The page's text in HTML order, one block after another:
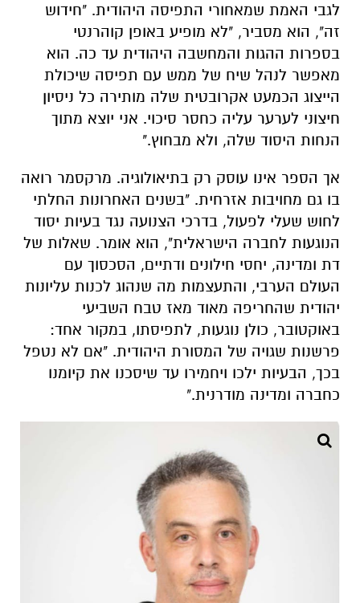
לגבי האמת שמאחורי התפיסה היהודית. "חידוש
זה", הוא מסביר, "לא מופיע באופן קוהרנטי
בספרות ההגות והמחשבה היהודית עד כה. הוא
מאפשר לנהל שיח של ממש עם תפיסה שיכולת
הייצוג הכמעט אקרובטית שלה מותירה כל ניסיון
חיצוני לערער עליה כחסר סיכוי. אני יוצא מתוך
הנחות היסוד שלה, ולא מבחוץ."
אך הספר אינו עוסק רק בתיאולוגיה. מרקסמר רואה
בו גם מחויבות אזרחית. "בשנים האחרונות החלתי
לחוש שעלי לפעול, בדרכי הצנועה נגד בעיות יסוד
הנוגעות לחברה הישראלית", הוא אומר. שאלות של
דת ומדינה, יחסי חילונים ודתיים, הסכסוך עם
העולם הערבי, והתעצמות מה שנהוג לכנות עליונות
יהודית שהחריפה מאוד מאז טבח השביעי
באוקטובר, כולן נוגעות, לתפיסתו, במקור אחד:
פרשנות שגויה של המסורת היהודית. "אם לא נטפל
בכך, הבעיות ילכו ויחמירו עד שיסכנו את קיומנו
כחברה ומדינה מודרנית."